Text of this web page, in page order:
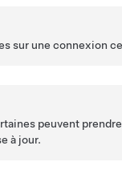
sur une connexion
peuvent
à jour.